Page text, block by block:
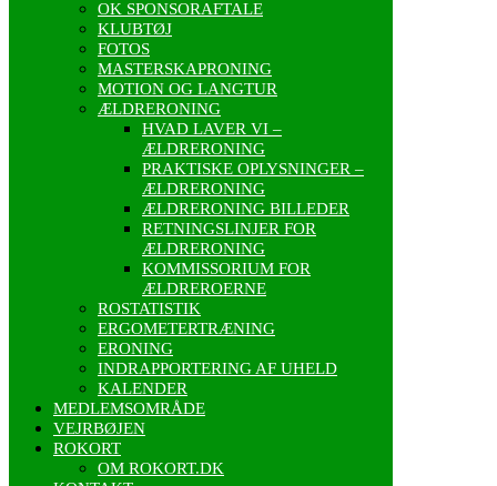
OK SPONSORAFTALE
KLUBTØJ
FOTOS
MASTERSKAPRONING
MOTION OG LANGTUR
ÆLDRERONING
HVAD LAVER VI –
ÆLDRERONING
PRAKTISKE OPLYSNINGER –
ÆLDRERONING
ÆLDRERONING BILLEDER
RETNINGSLINJER FOR
ÆLDRERONING
KOMMISSORIUM FOR
ÆLDREROERNE
ROSTATISTIK
ERGOMETERTRÆNING
ERONING
INDRAPPORTERING AF UHELD
KALENDER
MEDLEMSOMRÅDE
VEJRBØJEN
ROKORT
OM ROKORT.DK